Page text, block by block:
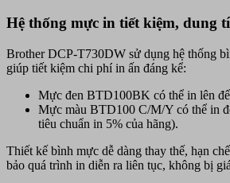
Hệ thống mực in tiết kiệm, dung
Brother DCP-T730DW sử dụng hệ thống
giúp tiết kiệm chi phí in ấn đáng kể:
Mực đen BTD100BK có thể in lên
Mực màu BTD100 C/M/Y có thể in
tiêu chuẩn in 5% của hãng).
Thiết kế bình mực dễ dàng thay thế, hạn
bảo quá trình in diễn ra liên tục, không bị